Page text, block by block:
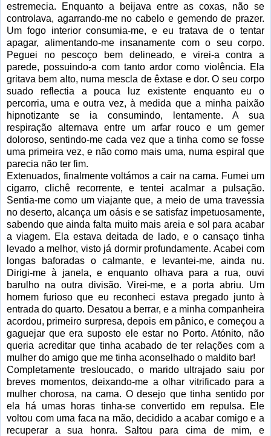
estremecia. Enquanto a beijava entre as coxas, não se
controlava, agarrando-me no cabelo e gemendo de prazer.
Um fogo interior consumia-me, e eu tratava de o tentar
apagar, alimentando-me insanamente com o seu corpo.
Peguei no pescoço bem delineado, e virei-a contra a
parede, possuindo-a com tanto ardor como violência. Ela
gritava bem alto, numa mescla de êxtase e dor. O seu corpo
suado reflectia a pouca luz existente enquanto eu o
percorria, uma e outra vez, à medida que a minha paixão
hipnotizante se ia consumindo, lentamente. A sua
respiração alternava entre um arfar rouco e um gemer
doloroso, sentindo-me cada vez que a tinha como se fosse
uma primeira vez, e não como mais uma, numa espiral que
parecia não ter fim.
Extenuados, finalmente voltámos a cair na cama. Fumei um
cigarro, clichê recorrente, e tentei acalmar a pulsação.
Sentia-me como um viajante que, a meio de uma travessia
no deserto, alcança um oásis e se satisfaz impetuosamente,
sabendo que ainda falta muito mais areia e sol para acabar
a viagem. Ela estava deitada de lado, e o cansaço tinha
levado a melhor, visto já dormir profundamente. Acabei com
longas baforadas o calmante, e levantei-me, ainda nu.
Dirigi-me à janela, e enquanto olhava para a rua, ouvi
barulho na outra divisão. Virei-me, e a porta abriu. Um
homem furioso que eu reconheci estava pregado junto à
entrada do quarto. Desatou a berrar, e a minha companheira
acordou, primeiro surpresa, depois em pânico, e começou a
gaguejar que era suposto ele estar no Porto. Atónito, não
queria acreditar que tinha acabado de ter relações com a
mulher do amigo que me tinha aconselhado o maldito bar!
Completamente tresloucado, o marido ultrajado saiu por
breves momentos, deixando-me a olhar vitrificado para a
mulher chorosa, na cama. O desejo que tinha sentido por
ela há umas horas tinha-se convertido em repulsa. Ele
voltou com uma faca na mão, decidido a acabar comigo e a
recuperar a sua honra. Saltou para cima de mim, e